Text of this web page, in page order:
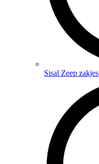
Sisal Zeep zakjes